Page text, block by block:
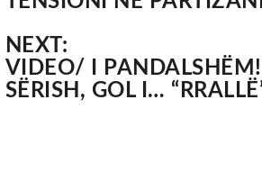
NEXT:
VIDEO/ I
SËRISH, GOL I…